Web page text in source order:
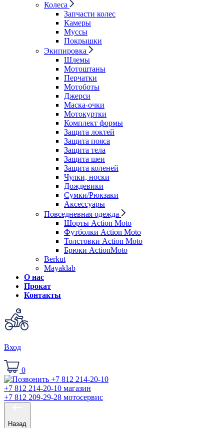
Колеса
Запчасти колес
Камеры
Муссы
Покрышки
Экипировка
Шлемы
Мотоштаны
Перчатки
Мотоботы
Джерси
Маска-очки
Мотокуртки
Комплект формы
Защита локтей
Защита пояса
Защита тела
Защита шеи
Защита коленей
Чулки, носки
Дождевики
Сумки/Рюкзаки
Аксессуары
Повседневная одежда
Шорты Action Moto
Футболки Action Moto
Толстовки Action Moto
Брюки ActionMoto
Berkut
Mayaklab
О нас
Прокат
Контакты
Вход
0
+7 812 214-20-10 магазин
+7 812 209-29-28 мотосервис
Назад